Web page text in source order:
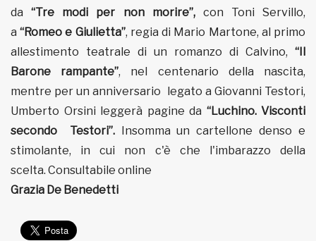
da“Tre modi per non morire”,con Toni Servillo,
a“Romeo e Giulietta”, regia di Mario Martone, al primo
allestimento teatrale di un romanzo di Calvino, “Il
Barone rampante”, nel centenario della nascita,
mentre per un anniversario legato a Giovanni Testori,
Umberto Orsini leggerà pagine da “Luchino. Visconti
secondo Testori”. Insomma un cartellone denso e
stimolante, in cui non c'è che l'imbarazzo della
scelta. Consultabile online
Grazia De Benedetti